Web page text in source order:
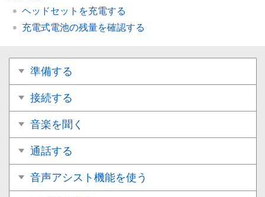
ヘッドセットを充電する
充電式電池の残量を確認する
準備する
接続する
音楽を聞く
通話する
音声アシスト機能を使う